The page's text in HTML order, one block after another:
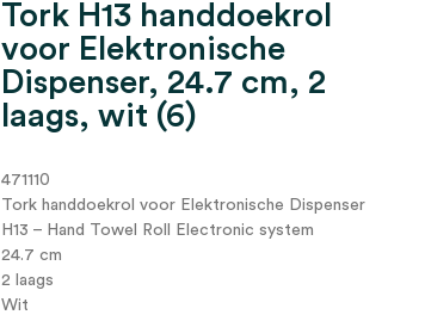
Tork H13 handdoekrol
voor Elektronische
Dispenser, 24.7 cm, 2
laags, wit (6)
471110
Tork handdoekrol voor Elektronische Dispenser
H13 – Hand Towel Roll Electronic system
24.7 cm
2 laags
Wit